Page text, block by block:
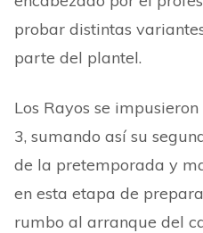
probar distintas
parte del plantel.
Los Rayos se
3, sumando así su
de la pretemporada y
en esta etapa de
rumbo al arranque del